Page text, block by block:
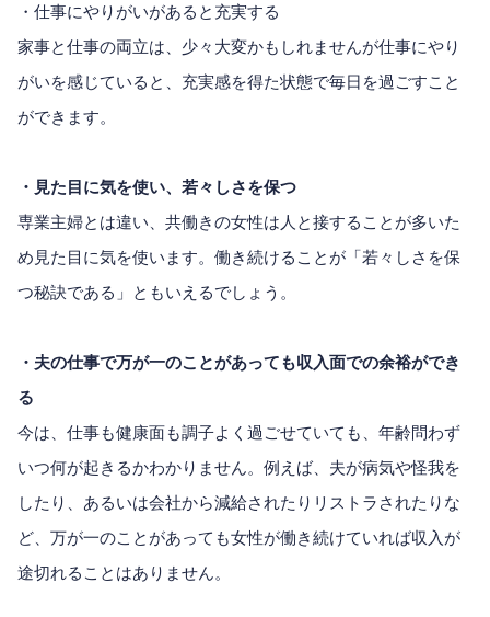
・仕事にやりがいがあると充実する
家事と仕事の両立は、少々大変かもしれませんが仕事にやり
がいを感じていると、充実感を得た状態で毎日を過ごすこと
ができます。
・見た目に気を使い、若々しさを保つ
専業主婦とは違い、共働きの女性は人と接することが多いた
め見た目に気を使います。働き続けることが「若々しさを保
つ秘訣である」ともいえるでしょう。
・夫の仕事で万が一のことがあっても収入面での余裕ができ
る
今は、仕事も健康面も調子よく過ごせていても、年齢問わず
いつ何が起きるかわかりません。例えば、夫が病気や怪我を
したり、あるいは会社から減給されたりリストラされたりな
ど、万が一のことがあっても女性が働き続けていれば収入が
途切れることはありません。